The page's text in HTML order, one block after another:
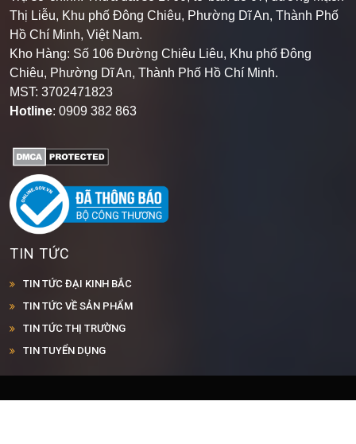
Thị Liễu, Khu phố Đông Chiêu, Phường Dĩ An, Thành Phố
Hồ Chí Minh, Việt Nam.
Kho Hàng: Số 106 Đường Chiêu Liêu, Khu phố Đông
Chiêu, Phường Dĩ An, Thành Phố Hồ Chí Minh.
MST: 3702471823
Hotline: 0909 382 863
TIN TỨC
TIN TỨC ĐẠI KINH BẮC
TIN TỨC VỀ SẢN PHẨM
TIN TỨC THỊ TRƯỜNG
TIN TUYỂN DỤNG